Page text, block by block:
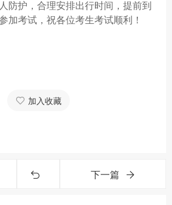
护，合理安排出行时间，提前到
加考试，祝各位考生考试顺利！
加入收藏
下一篇